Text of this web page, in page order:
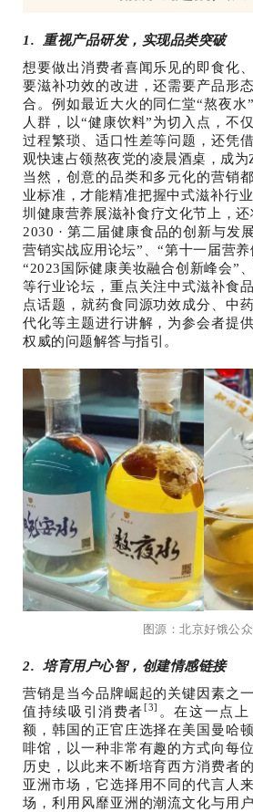
1. 重视产品研发，实现品类突破
想要做出消费者喜闻乐见的即食化
要滋补功效的改进，还需要产品形
合。例如最近大火的同仁堂“熬夜水
人群，以“健康饮料”为切入点，不
过程繁琐、适口性差等问题，还凭
观快速占领熬夜党的凌晨酒桌，成为
当然，创意的品类和多元化的营销
业标准，才能精准把握中式滋补行
圳健康营养展滋补食疗文化节上，还
2030 · 第二届健康食品的创新与发
营销实战应用论坛”、“第十一届营养
“2023国际健康美妆融合创新峰会”
等行业论坛，重点关注中式滋补食
点话题，就药食同源功效成分、中
代化等主题进行讲解，为参会者提
权威的问题解答与指引。
图源：北京好饿公
2. 培育用户心智，创建情感链接
营销是当今品牌崛起的关键因素之
值持续吸引消费者[3] 。在这一点
额，韩国的正官庄选择在美国曼哈
啡馆，以一种非常有趣的方式向每
历史，以此来不断培育西方消费者
亚洲市场，它选择用不同的代言人
场，利用风靡亚洲的潮流文化与用